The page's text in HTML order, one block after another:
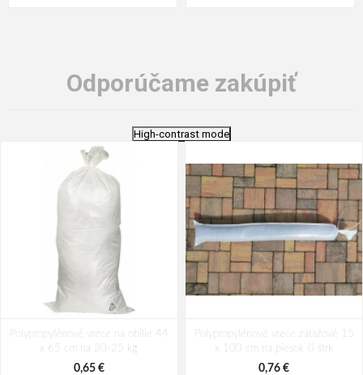
Odporúčame zakúpiť
High-contrast mode
Polypropylénové vrece na obilie 44
x 65 cm na 20-25 kg
0,65 €
Polypropylénové vrece záťažové 15
x 100 cm na piesok či štrk
0,76 €